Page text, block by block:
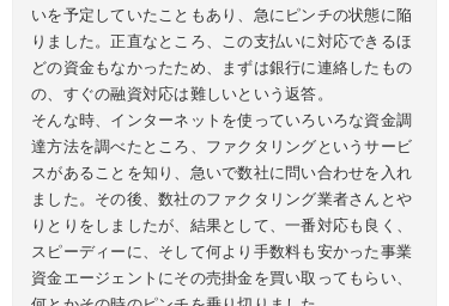
いを予定していたこともあり、急にピンチの状態に陥
りました。正直なところ、この支払いに対応できるほ
どの資金もなかったため、まずは銀行に連絡したもの
の、すぐの融資対応は難しいという返答。
そんな時、インターネットを使っていろいろな資金調
達方法を調べたところ、ファクタリングというサービ
スがあることを知り、急いで数社に問い合わせを入れ
ました。その後、数社のファクタリング業者さんとや
りとりをしましたが、結果として、一番対応も良く、
スピーディーに、そして何より手数料も安かった事業
資金エージェントにその売掛金を買い取ってもらい、